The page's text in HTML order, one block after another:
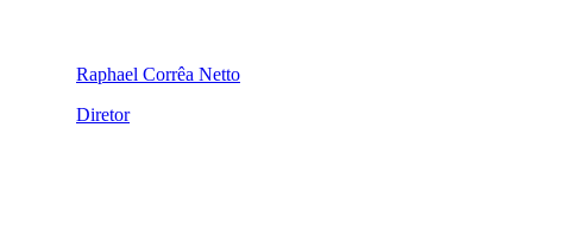
Raphael Corrêa Netto
Diretor